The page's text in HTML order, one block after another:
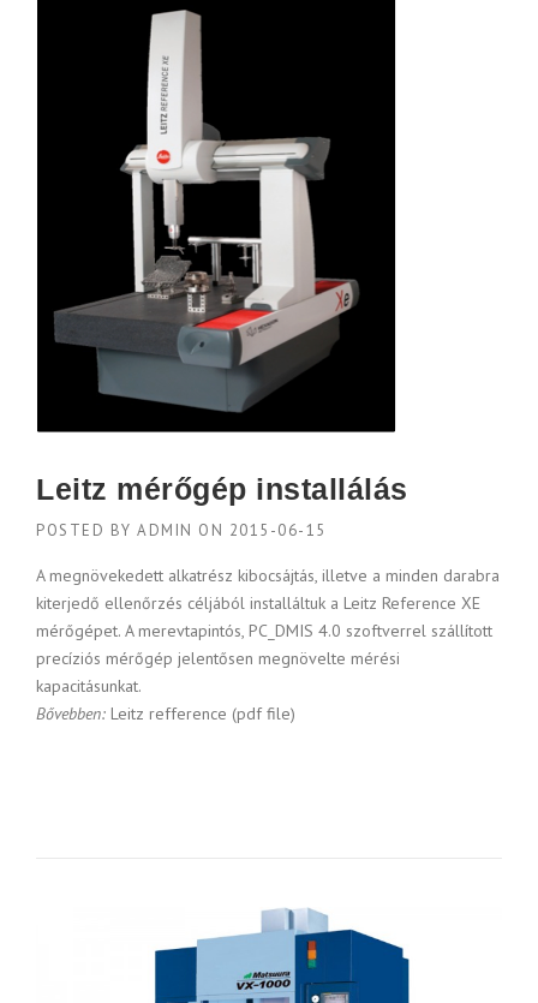
Leitz mérőgép installálás
POSTED BY ADMIN ON 2015-06-15
A megnövekedett alkatrész kibocsájtás, illetve a minden darabra
kiterjedő ellenőrzés céljából installáltuk a Leitz Reference XE
mérőgépet. A merevtapintós, PC_DMIS 4.0 szoftverrel szállított
precíziós mérőgép jelentősen megnövelte mérési
kapacitásunkat.
Bővebben: Leitz refference (pdf file)